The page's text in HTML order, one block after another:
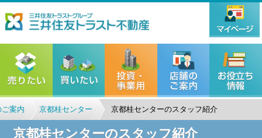
案内 京都桂センター 京都桂センターのスタッフ紹介
京都桂センターのスタッフ紹介